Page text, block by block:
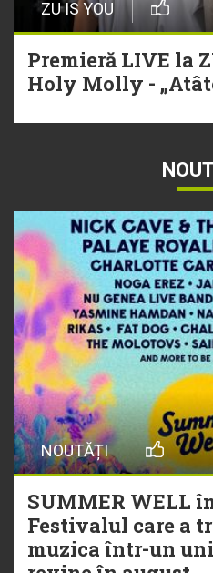
ZU IS YOU
Premieră LIVE la
Holy Molly -
NOUTĂȚI
SUMMER WELL
Festivalul care a
muzica într-un